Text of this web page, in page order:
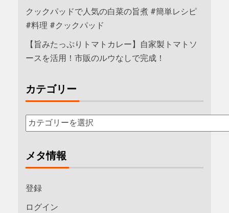
クックパッドで人気の白菜の旨煮 #簡単レシピ
#料理 #クックパッド
【旨みたっぷりトマトカレー】自家製トマトソ
ースを活用！市販のルウなしで完成！
カテゴリー
メタ情報
登録
ログイン